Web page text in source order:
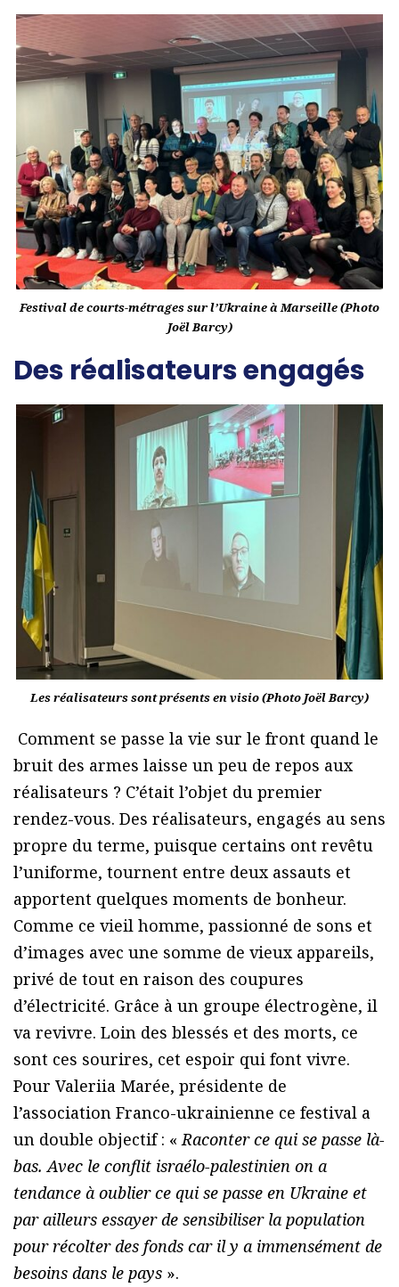
Festival de courts-métrages sur l’Ukraine à Marseille (Photo
Joël Barcy)
Des réalisateurs engagés
Les réalisateurs sont présents en visio (Photo Joël Barcy)
Comment se passe la vie sur le front quand le
bruit des armes laisse un peu de repos aux
réalisateurs ? C’était l’objet du premier
rendez-vous. Des réalisateurs, engagés au sens
propre du terme, puisque certains ont revêtu
l’uniforme, tournent entre deux assauts et
apportent quelques moments de bonheur.
Comme ce vieil homme, passionné de sons et
d’images avec une somme de vieux appareils,
privé de tout en raison des coupures
d’électricité. Grâce à un groupe électrogène, il
va revivre. Loin des blessés et des morts, ce
sont ces sourires, cet espoir qui font vivre.
Pour Valeriia Marée, présidente de
l’association Franco-ukrainienne ce festival a
un double objectif : «Raconter ce qui se passe là-
bas. Avec le conflit israélo-palestinien on a
tendance à oublier ce qui se passe en Ukraine et
par ailleurs essayer de sensibiliser la population
pour récolter des fonds car il y a immensément de
besoins dans le pays ».